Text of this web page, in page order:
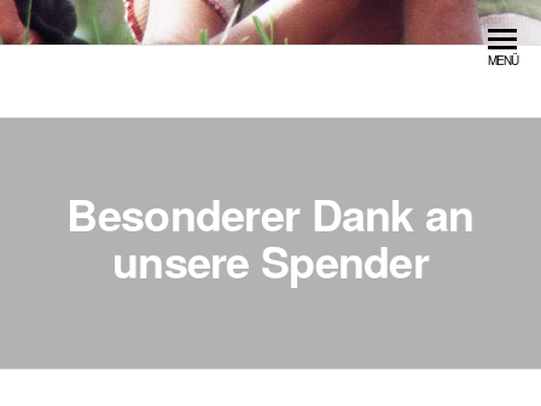
MENÜ
Besonderer Dank an
unsere Spender